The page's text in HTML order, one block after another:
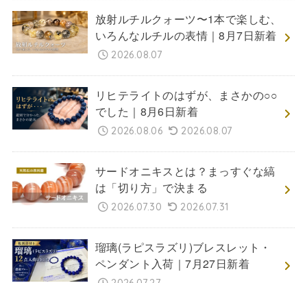
放射ルチルクォーツ〜1本で楽しむ、
いろんなルチルの表情｜8月7日新着
2026.08.07
リヒテライトのはずが、まさかの○○
でした｜8月6日新着
2026.08.06 2026.08.07
サードオニキスとは？まっすぐな縞
は「切り方」で決まる
2026.07.30 2026.07.31
瑠璃(ラピスラズリ)ブレスレット・
ペンダント入荷｜7月27日新着